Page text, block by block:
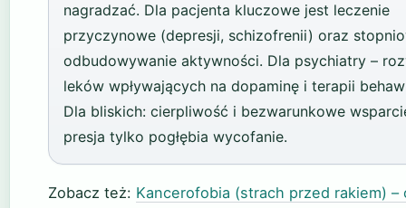
nagradzać. Dla pacjenta kluczowe jest leczenie
przyczynowe (depresji, schizofrenii) oraz
odbudowywanie aktywności. Dla psychiatry –
leków wpływających na dopaminę i terapii
Dla bliskich: cierpliwość i bezwarunkowe
presja tylko pogłębia wycofanie.
Zobacz też: Kancerofobia (strach przed rakiem) –